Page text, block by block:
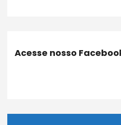
Acesse nosso